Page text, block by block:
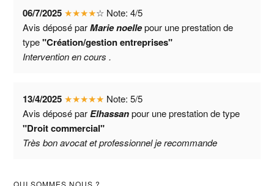
06/7/2025 ★★★★☆ Note:4/5
Avis déposé parMarie noellepour une prestation de
type"Création/gestion entreprises"
Intervention en cours .
13/4/2025 ★★★★★ Note:5/5
Avis déposé parElhassanpour une prestation de type
"Droit commercial"
Très bon avocat et professionnel je recommande
QUI SOMMES NOUS ?